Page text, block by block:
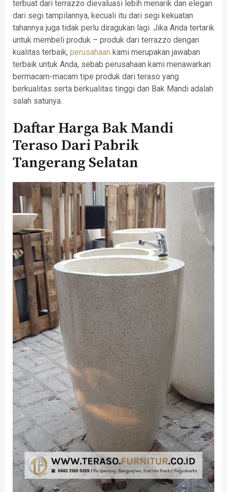
terbuat dari terrazzo dievaluasi lebih menarik dan elegan
dari segi tampilannya, kecuali itu dari segi kekuatan
tahannya juga tidak perlu diragukan lagi. Jika Anda tertarik
untuk membeli produk – produk dari terrazzo dengan
kualitas terbaik, perusahaan kami merupakan jawaban
terbaik untuk Anda, sebab perusahaan kami menawarkan
bermacam-macam tipe produk dari teraso yang
berkualitas serta berkualitas tinggi dan Bak Mandi adalah
salah satunya.
Daftar Harga Bak Mandi
Teraso Dari Pabrik
Tangerang Selatan